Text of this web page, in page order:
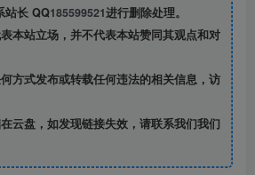
站长 QQ185599521进行删除处理。
本站立场，并不代表本站赞同其观点和对
方式发布或转载任何违法的相关信息，访
云盘，如发现链接失效，请联系我们我们